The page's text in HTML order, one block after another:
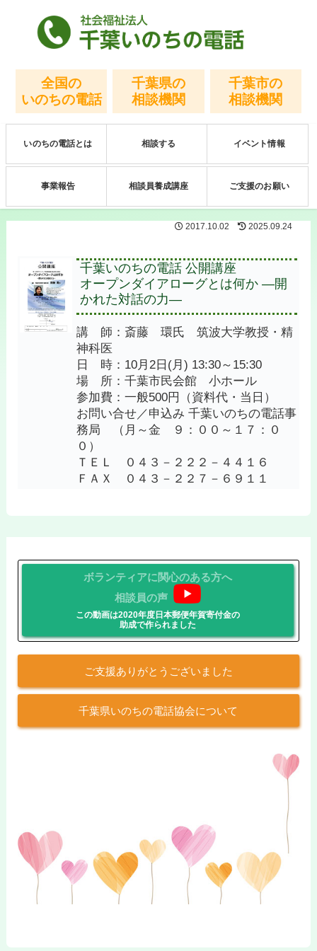
全国の
いのちの電話
千葉県の
相談機関
千葉市の
相談機関
いのちの電話とは 相談する イベント情報
事業報告 相談員養成講座 ご支援のお願い
2017.10.02 2025.09.24
千葉いのちの電話 公開講座
オープンダイアローグとは何か ―開
かれた対話の力―
講 師：斎藤 環氏 筑波大学教授・精
神科医
日 時：10月2日(月) 13:30～15:30
場 所：千葉市民会館 小ホール
参加費：一般500円（資料代・当日）
お問い合せ／申込み 千葉いのちの電話事
務局 （月～金 ９：００～１７：０
０）
ＴＥＬ ０４３－２２２－４４１６
ＦＡＸ ０４３－２２７－６９１１
ボランティアに関心のある方へ
相談員の声
この動画は2020年度日本郵便年賀寄付金の
助成で作られました
ご支援ありがとうございました
千葉県いのちの電話協会について